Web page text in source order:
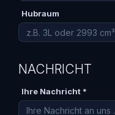
Hubraum
NACHRICHT
Ihre Nachricht *